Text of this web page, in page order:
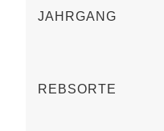
JAHRGANG
REBSORTE